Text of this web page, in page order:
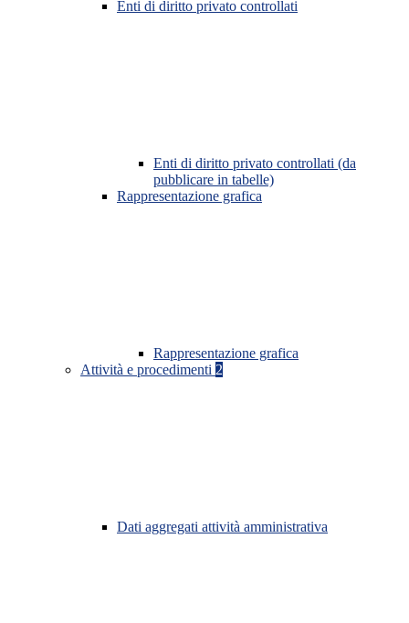
Enti di diritto privato controllati
Enti di diritto privato controllati (da
pubblicare in tabelle)
Rappresentazione grafica
Rappresentazione grafica
Attività e procedimenti 2
Dati aggregati attività amministrativa